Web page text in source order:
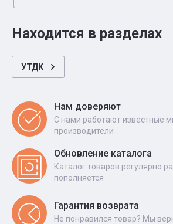
Находится в разделах
УТДК
Нам доверяют
С нами работают известные
производители
Обновление каталога
Каталог товаров регулярно
пополняется
Гарантия возврата
Не понравился товар? Мы